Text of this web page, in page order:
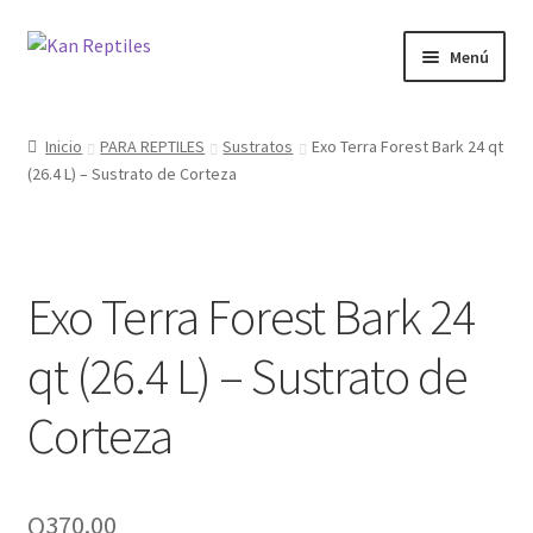
Ir
Ir
Menú
Tienda
Inicio PARA REPTILES Sustratos
Exo Terra Forest Bark 24 qt
(26.4 L) – Sustrato de Corteza
Exo Terra Forest Bark 24
qt (26.4 L) – Sustrato de
Corteza
Q370.00